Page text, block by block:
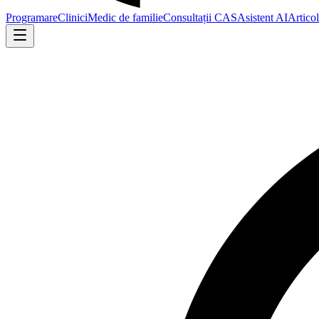
ProgramareCliniciMedic de familieConsultații CASAsistent AI